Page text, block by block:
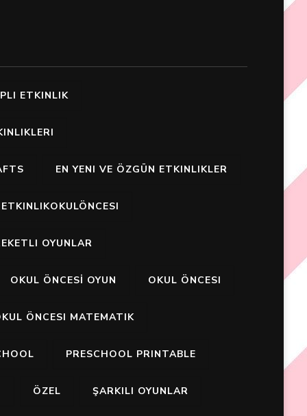
ETKINLIK
EN YENI VE ÖZGÜN ETKINLIKLER
ETKINLIKOKULÖNCESI
OYUNLAR
OKUL ÖNCESİ OYUN OKUL ÖNCESI
ÖNCESI MATEMATIK
PRESCHOOL PRINTABLE
ÖZEL ŞARKILI OYUNLAR